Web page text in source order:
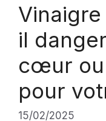
il
cœur
pour
15/02/2025